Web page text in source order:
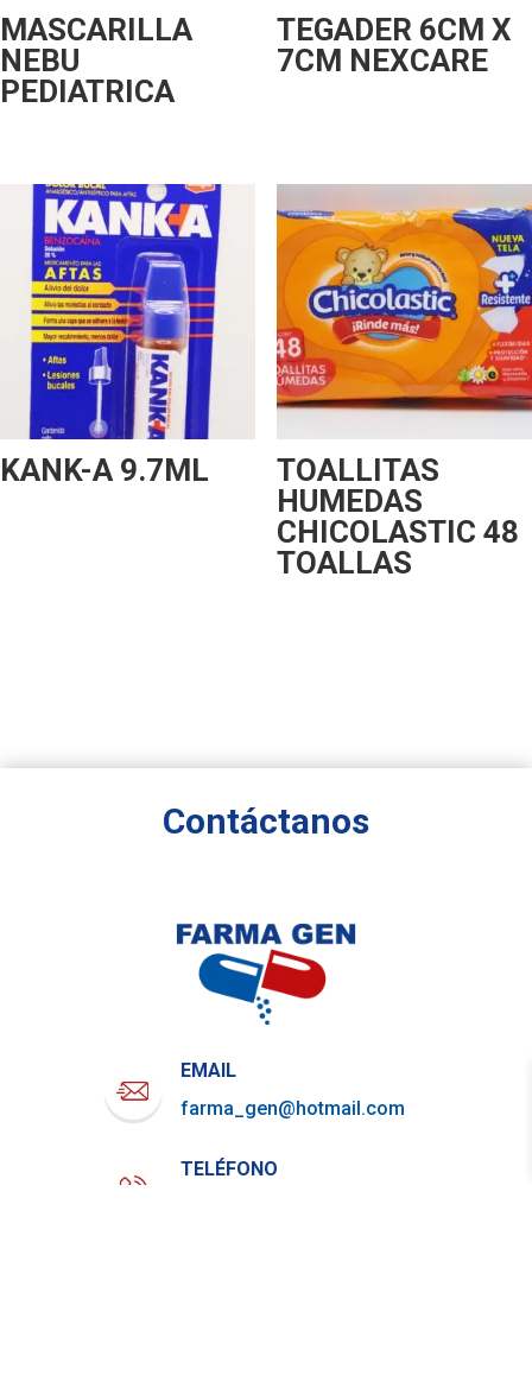
MASCARILLA
NEBU
PEDIATRICA
TEGADER 6CM X
7CM NEXCARE
KANK-A 9.7ML
TOALLITAS
HUMEDAS
CHICOLASTIC 48
TOALLAS
Contáctanos
EMAIL
farma_gen@hotmail.com
TELÉFONO